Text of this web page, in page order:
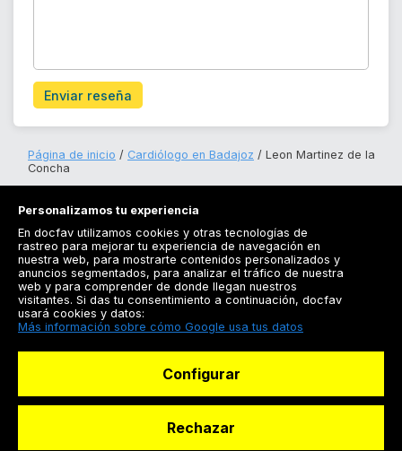
Enviar reseña
Página de inicio Cardiólogo en Badajoz
Leon Martinez de la
Concha
Registrarse
Docfav
Personalizamos tu experiencia
En docfav utilizamos cookies y otras tecnologías de
rastreo para mejorar tu experiencia de navegación en
nuestra web, para mostrarte contenidos personalizados y
anuncios segmentados, para analizar el tráfico de nuestra
web y para comprender de donde llegan nuestros
visitantes. Si das tu consentimiento a continuación, docfav
usará cookies y datos:
Más información sobre cómo Google usa tus datos
Configurar
Rechazar